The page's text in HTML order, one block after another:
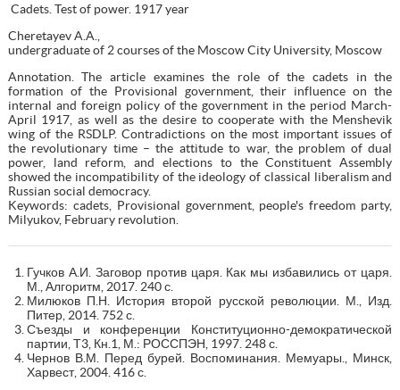
Cadets. Test of power. 1917 year
Cheretayev A.A.,
undergraduate of 2 courses of the Moscow City University, Moscow
Annotation. The article examines the role of the cadets in the
formation of the Provisional government, their influence on the
internal and foreign policy of the government in the period March-
April 1917, as well as the desire to cooperate with the Menshevik
wing of the RSDLP. Contradictions on the most important issues of
the revolutionary time – the attitude to war, the problem of dual
power, land reform, and elections to the Constituent Assembly
showed the incompatibility of the ideology of classical liberalism and
Russian social democracy.
Keywords: cadets, Provisional government, people's freedom party,
Milyukov, February revolution.
Гучков А.И. Заговор против царя. Как мы избавились от царя.
М., Алгоритм, 2017. 240 с.
Милюков П.Н. История второй русской революции. М., Изд.
Питер, 2014. 752 с.
Съезды и конференции Конституционно-демократической
партии, Т3, Кн.1, М.: РОССПЭН, 1997. 248 с.
Чернов В.М. Перед бурей. Воспоминания. Мемуары., Минск,
Харвест, 2004. 416 с.